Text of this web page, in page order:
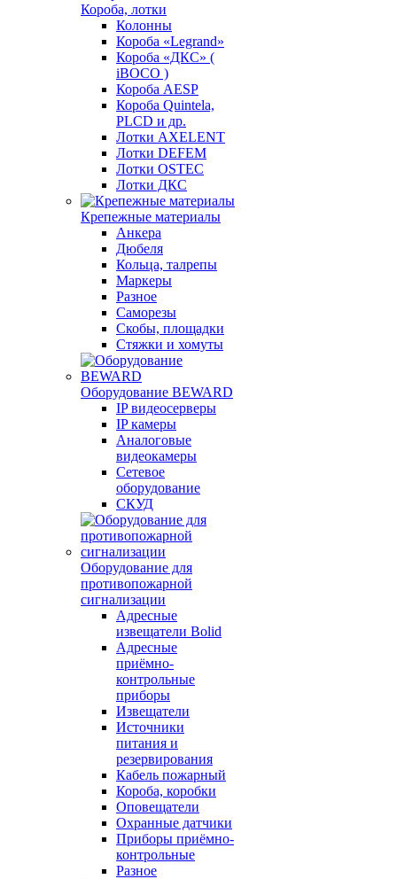
Короба, лотки
Колонны
Короба «Legrand»
Короба «ДКС» (
iBOCO )
Короба AESP
Короба Quintela,
PLCD и др.
Лотки AXELENT
Лотки DEFEM
Лотки OSTEC
Лотки ДКС
Крепежные материалы
Анкера
Дюбеля
Кольца, талрепы
Маркеры
Разное
Саморезы
Скобы, площадки
Стяжки и хомуты
Оборудование BEWARD
IP видеосерверы
IP камеры
Аналоговые
видеокамеры
Сетевое
оборудование
СКУД
Оборудование для
противопожарной
сигнализации
Адресные
извещатели Bolid
Адресные
приёмно-
контрольные
приборы
Извещатели
Источники
питания и
резервирования
Кабель пожарный
Короба, коробки
Оповещатели
Охранные датчики
Приборы приёмно-
контрольные
Разное